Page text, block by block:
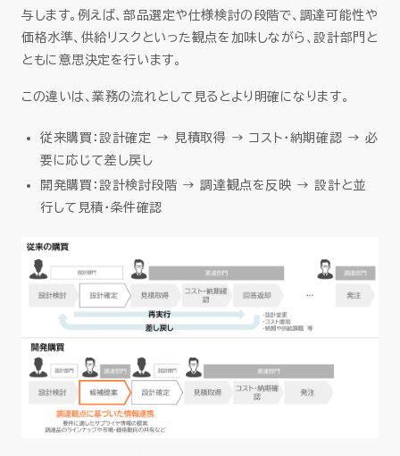
与します。例えば、部品選定や仕様検討の段階で、調達可能性や
価格水準、供給リスクといった観点を加味しながら、設計部門と
ともに意思決定を行います。
この違いは、業務の流れとして見るとより明確になります。
従来購買：設計確定 → 見積取得 → コスト・納期確認 → 必
要に応じて差し戻し
開発購買：設計検討段階 → 調達観点を反映 → 設計と並
行して見積・条件確認